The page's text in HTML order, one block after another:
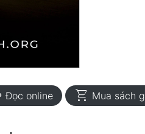
Đọc online shopping_cart Mua sách